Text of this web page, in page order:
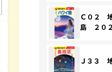
Ｃ０２
島 ２０
Ｊ３３